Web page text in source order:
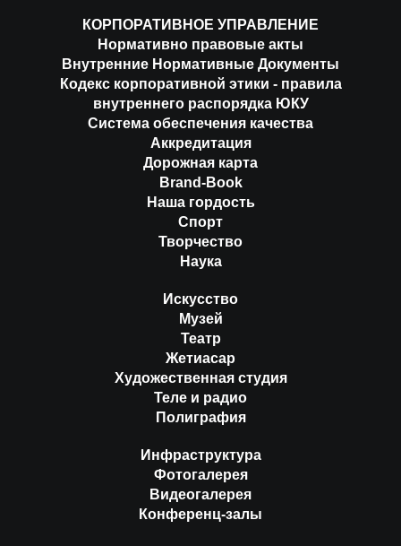
КОРПОРАТИВНОЕ УПРАВЛЕНИЕ
Нормативно правовые акты
Внутренние Нормативные Документы
Кодекс корпоративной этики - правила
внутреннего распорядка ЮКУ
Система обеспечения качества
Аккредитация
Дорожная карта
Brand-Book
Наша гордость
Спорт
Творчество
Наука
Искусство
Музей
Театр
Жетиасар
Художественная студия
Теле и радио
Полиграфия
Инфраструктура
Фотогалерея
Видеогалерея
Конференц-залы